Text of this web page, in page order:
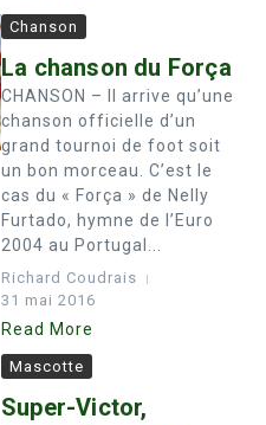
Chanson
La chanson du Força
CHANSON – Il arrive qu’une
chanson officielle d’un
grand tournoi de foot soit
un bon morceau. C’est le
cas du « Força » de Nelly
Furtado, hymne de l’Euro
2004 au Portugal...
Richard Coudrais
31 mai 2016
Read More
Mascotte
Super-Victor,